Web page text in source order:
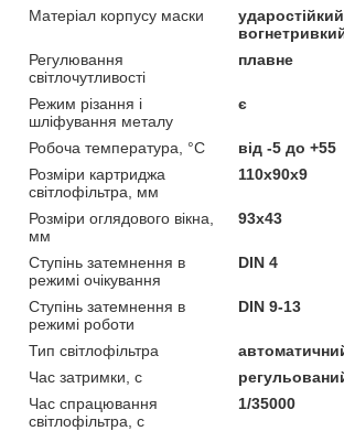
Матеріал корпусу маски
ударостійкий
Регулювання
світлочутливості
плавне
Режим різання і
шліфування металу
є
Робоча температура, °C
від -5 до +55
Розміри картриджа
світлофільтра, мм
110х90х9
Розміри оглядового вікна,
мм
93х43
Ступінь затемнення в
режимі очікування
DIN 4
Ступінь затемнення в
режимі роботи
DIN 9-13
Тип світлофільтра
Час затримки, с
Час спрацювання
світлофільтра, с
1/35000